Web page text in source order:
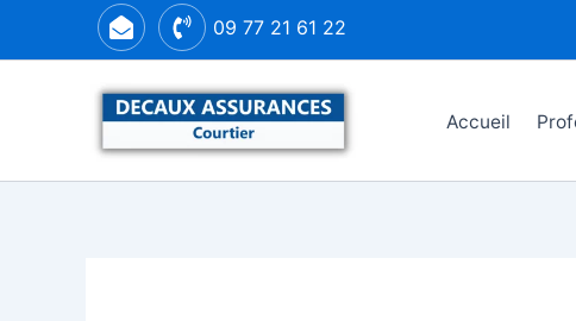
09 77 21 61 22
Accueil